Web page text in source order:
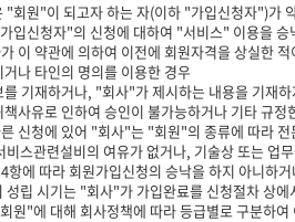
회원"이 되고자 하는 자(이하 "가입신청자")가
신청자"의 신청에 대하여 "서비스" 이용을 승
이 약관에 의하여 이전에 회원자격을 상실한
나 타인의 명의를 이용한 경우
기재하거나, "회사"가 제시하는 내용을 기재
사유로 인하여 승인이 불가능하거나 기타 규
신청에 있어 "회사"는 "회원"의 종류에 따라
스관련설비의 여유가 없거나, 기술상 또는 업
에 따라 회원가입신청의 승낙을 하지 아니하
립 시기는 "회사"가 가입완료를 신청절차 상에
"에 대해 회사정책에 따라 등급별로 구분하여